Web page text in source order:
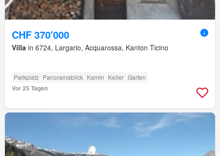
CHF 370'000
Villa in 6724, Largario, Acquarossa, Kanton Ticino
Parkplatz Panoramablick Kamin Keller Garten
Vor 25 Tagen